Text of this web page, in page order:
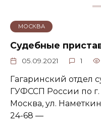
МОСКВА
Судебные
05.09.2021 1
Гагаринский отдел
ГУФССП России по г.
Москва, ул.
24-68 —